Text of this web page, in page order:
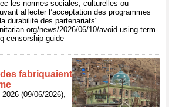
les normes sociales, culturelles ou
affecter l’acceptation des programmes
durabilité des partenariats".
news/2026/06/10/avoid-using-term-
censorship-guide
fabriquaient
(09/06/2026),